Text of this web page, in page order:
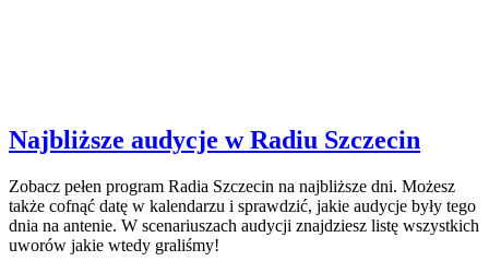
Najbliższe audycje w Radiu Szczecin
Zobacz pełen program Radia Szczecin na najbliższe dni. Możesz
także cofnąć datę w kalendarzu i sprawdzić, jakie audycje były tego
dnia na antenie. W scenariuszach audycji znajdziesz listę wszystkich
uworów jakie wtedy graliśmy!